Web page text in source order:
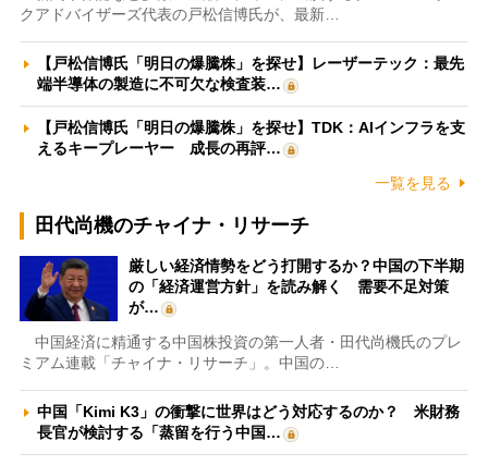
クアドバイザーズ代表の戸松信博氏が、最新…
【戸松信博氏「明日の爆騰株」を探せ】レーザーテック：最先
端半導体の製造に不可欠な検査装…
【戸松信博氏「明日の爆騰株」を探せ】TDK：AIインフラを支
えるキープレーヤー 成長の再評…
一覧を見る
田代尚機のチャイナ・リサーチ
厳しい経済情勢をどう打開するか？中国の下半期
の「経済運営方針」を読み解く 需要不足対策
が…
中国経済に精通する中国株投資の第一人者・田代尚機氏のプレ
ミアム連載「チャイナ・リサーチ」。中国の…
中国「Kimi K3」の衝撃に世界はどう対応するのか？ 米財務
長官が検討する「蒸留を行う中国…